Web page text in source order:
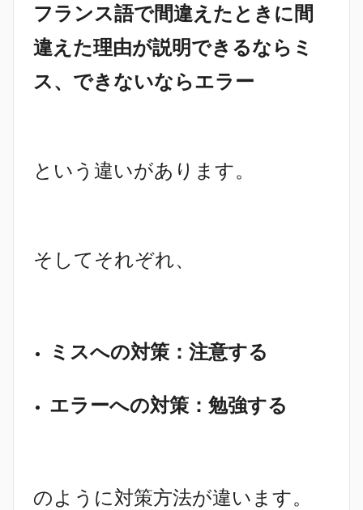
フランス語で間違えたときに間
違えた理由が説明できるならミ
ス、できないならエラー
という違いがあります。
そしてそれぞれ、
ミスへの対策：注意する
エラーへの対策：勉強する
のように対策方法が違います。